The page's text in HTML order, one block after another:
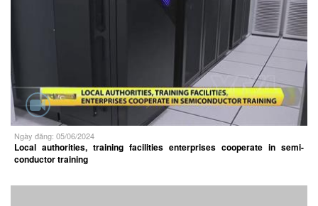
Ngày đăng: 05/06/2024
Local authorities, training facilities enterprises cooperate in semi-
conductor training